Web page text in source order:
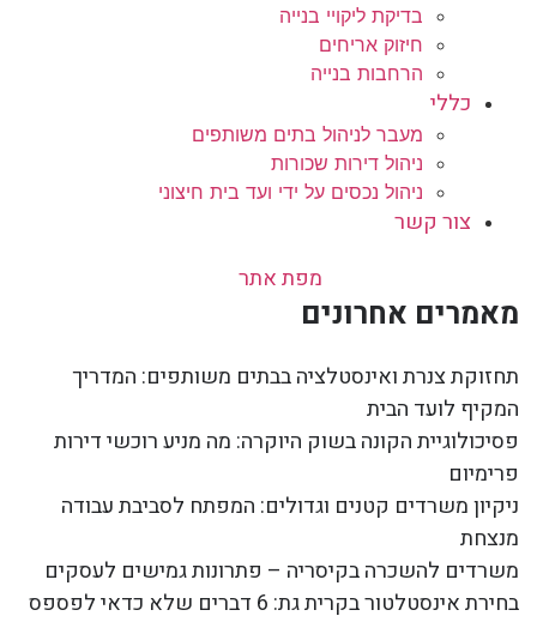
בדיקת ליקויי בנייה
חיזוק אריחים
הרחבות בנייה
כללי
מעבר לניהול בתים משותפים
ניהול דירות שכורות
ניהול נכסים על ידי ועד בית חיצוני
צור קשר
מפת אתר
מאמרים אחרונים
תחזוקת צנרת ואינסטלציה בבתים משותפים: המדריך
המקיף לועד הבית
פסיכולוגיית הקונה בשוק היוקרה: מה מניע רוכשי דירות
פרימיום
ניקיון משרדים קטנים וגדולים: המפתח לסביבת עבודה
מנצחת
משרדים להשכרה בקיסריה – פתרונות גמישים לעסקים
בחירת אינסטלטור בקרית גת: 6 דברים שלא כדאי לפספס